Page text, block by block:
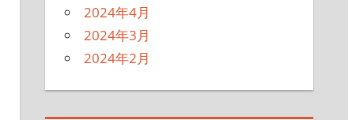
2024年4月
2024年3月
2024年2月